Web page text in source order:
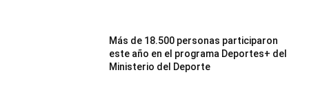
Más de 18.500 personas participaron
este año en el programa Deportes+ del
Ministerio del Deporte